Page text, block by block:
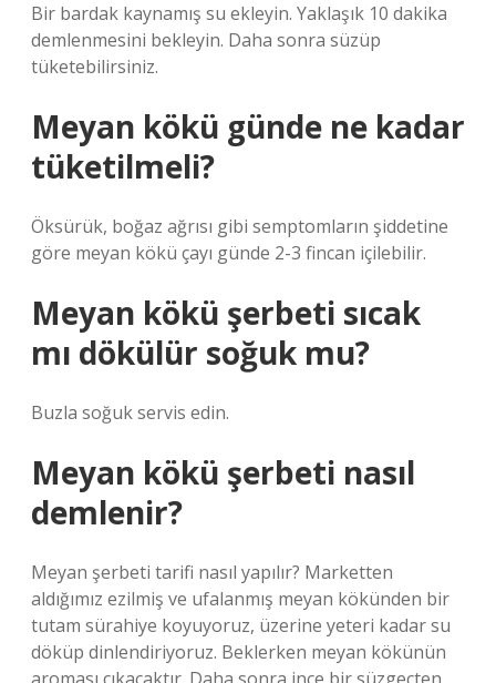
Bir bardak kaynamış su ekleyin. Yaklaşık 10 dakika
demlenmesini bekleyin. Daha sonra süzüp
tüketebilirsiniz.
Meyan kökü günde ne kadar
tüketilmeli?
Öksürük, boğaz ağrısı gibi semptomların şiddetine
göre meyan kökü çayı günde 2-3 fincan içilebilir.
Meyan kökü şerbeti sıcak
mı dökülür soğuk mu?
Buzla soğuk servis edin.
Meyan kökü şerbeti nasıl
demlenir?
Meyan şerbeti tarifi nasıl yapılır? Marketten
aldığımız ezilmiş ve ufalanmış meyan kökünden bir
tutam sürahiye koyuyoruz, üzerine yeteri kadar su
döküp dinlendiriyoruz. Beklerken meyan kökünün